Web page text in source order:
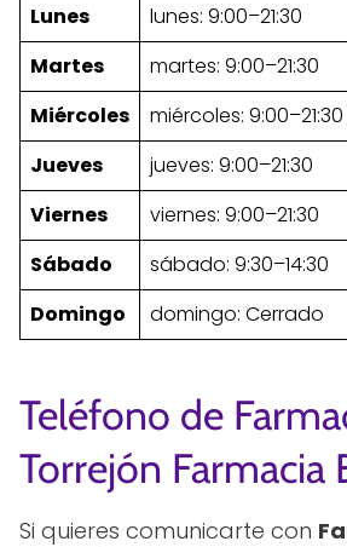
Lunes
lunes: 9:00–21:30
Martes
martes: 9:00–21:30
Miércoles
miércoles: 9:00–21:30
Jueves
jueves: 9:00–21:30
Viernes
viernes: 9:00–21:30
Sábado
sábado: 9:30–14:30
Domingo
domingo: Cerrado
Teléfono de
Torrejón Farmacia
Si quieres comunicarte con